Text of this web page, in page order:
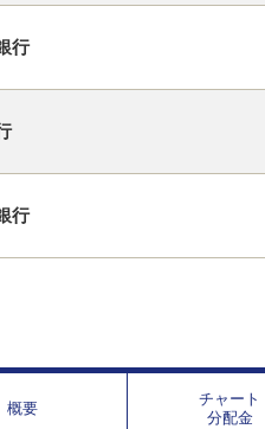
行
行
概要
チャート
分配金